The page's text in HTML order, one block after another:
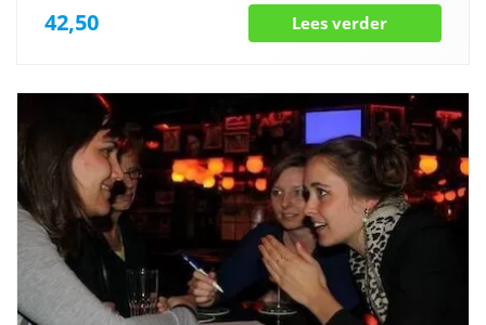
42,50 Lees verder